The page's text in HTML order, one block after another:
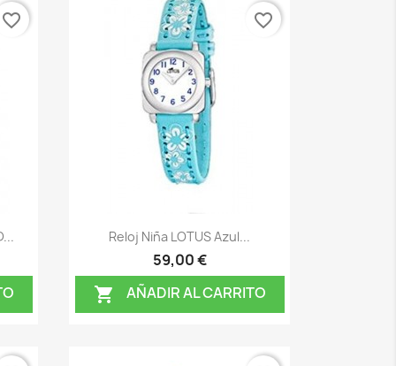
favorite_border
Vista rápida
Reloj Niña LOTUS Azul...
59,00 €
 AÑADIR AL CARRITO
favorite_border